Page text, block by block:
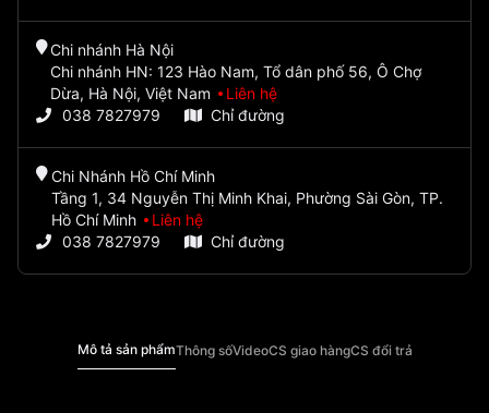
Chi nhánh Hà Nội
Chi nhánh HN: 123 Hào Nam, Tổ dân phố 56, Ô Chợ
Dừa, Hà Nội, Việt Nam
Liên hệ
038 7827979
Chỉ đường
Chi Nhánh Hồ Chí Minh
Tầng 1, 34 Nguyễn Thị Minh Khai, Phường Sài Gòn, TP.
Hồ Chí Minh
Liên hệ
038 7827979
Chỉ đường
Mô tả sản phẩmThông sốVideoCS giao hàngCS đổi trả